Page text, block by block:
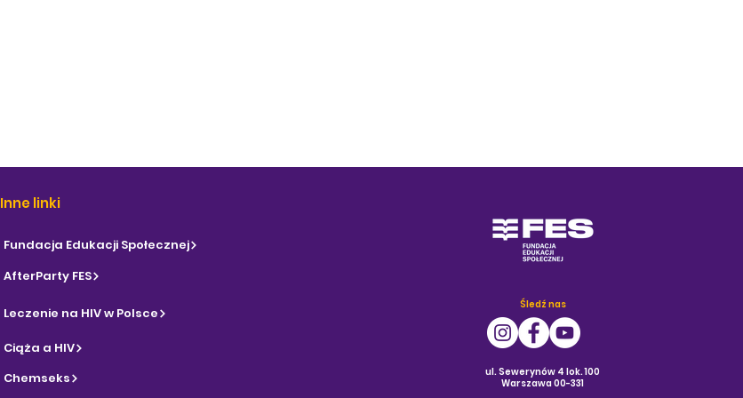
Inne linki
Fundacja Edukacji Społecznej
AfterParty FES
Leczenie na HIV w Polsce
Ciąża a HIV
Chemseks
Śledź nas
ul. Sewerynów 4 lok. 100
Warszawa 00-331